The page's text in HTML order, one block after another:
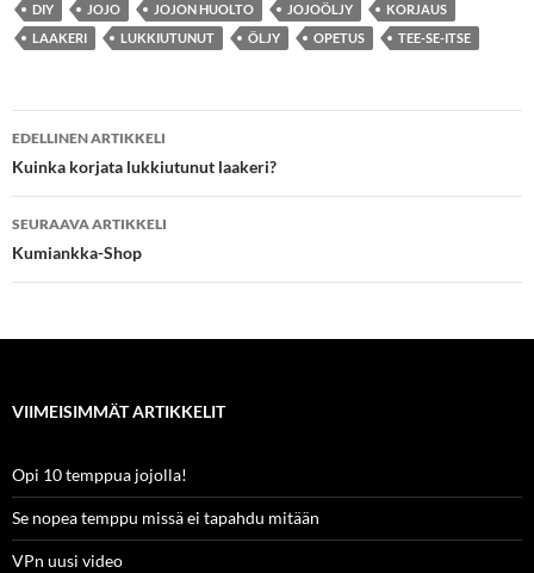
DIY JOJO JOJON HUOLTO JOJOÖLJY
KORJAUS
LAAKERI
LUKKIUTUNUT ÖLJY OPETUS TEE-SE-ITSE
Artikkelien
selaus
EDELLINEN ARTIKKELI
Kuinka korjata lukkiutunut laakeri?
SEURAAVA ARTIKKELI
Kumiankka-Shop
VIIMEISIMMÄT ARTIKKELIT
Opi 10 temppua jojolla!
Se nopea temppu missä ei tapahdu mitään
VPn uusi video